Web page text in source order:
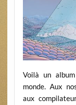
Voilà un
monde. Aux
aux